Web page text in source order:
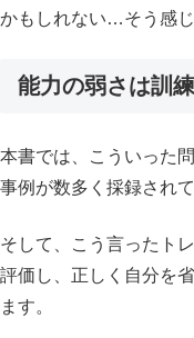
かもしれない…そう感じ
能力の弱さは訓
本書では、こういった
事例が数多く採録されて
そして、こう言ったト
評価し、正しく自分を
ます。